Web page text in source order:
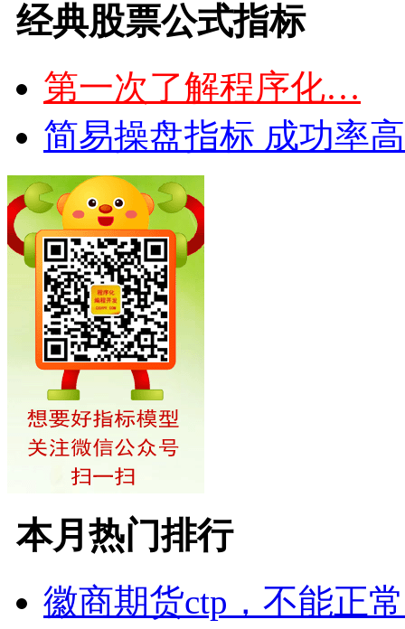
经典股票公式指标
第一次了解程序化…
简易操盘指标 成功率
本月热门排行
徽商期货ctp，不能正